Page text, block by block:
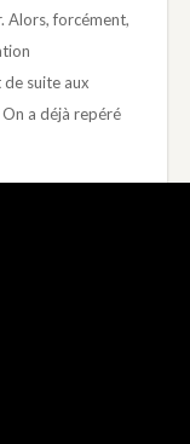
Alors, forcément,
suite aux
a déjà repéré